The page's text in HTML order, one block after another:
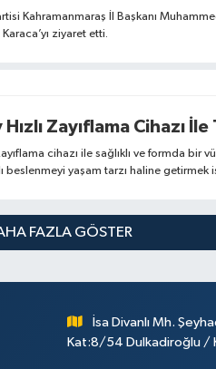
Kahramanmaraş İl Başkanı
ziyaret etti.
Zayıflama Cihazı İle
cihazı ile sağlıklı ve formda bir
beslenmeyi yaşam tarzı haline
FAZLA GÖSTER
İsa Divanlı Mh.
Kat:8/54 Dulkadiroğlu /